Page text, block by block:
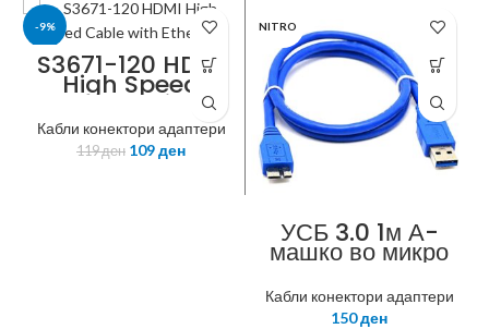
-9%
ROLINE
S3671-120 HDMI
High Speed
Cable with
Ethernet, M/M,
black, 1m
Кабли конектори адаптери
119ден 109ден
NITRO
УСБ 3.0 1м А-
машко во микро
машко за
надворешен
диск
Кабли конектори адаптери
150ден